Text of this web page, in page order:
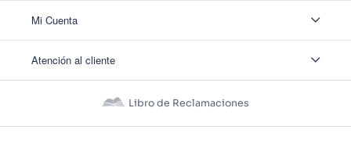
Nuestas tiendas
Mi Cuenta
Ver mis Pedidos
Recuperar Contraseña
Atención al cliente
Políticas de Privacidad
Políticas de Cookies
Libro de Reclamaciones